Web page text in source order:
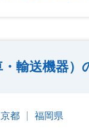
輸送機器
都 福岡県